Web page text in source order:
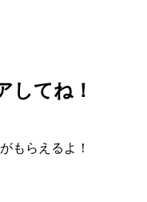
してね！
がもらえるよ！